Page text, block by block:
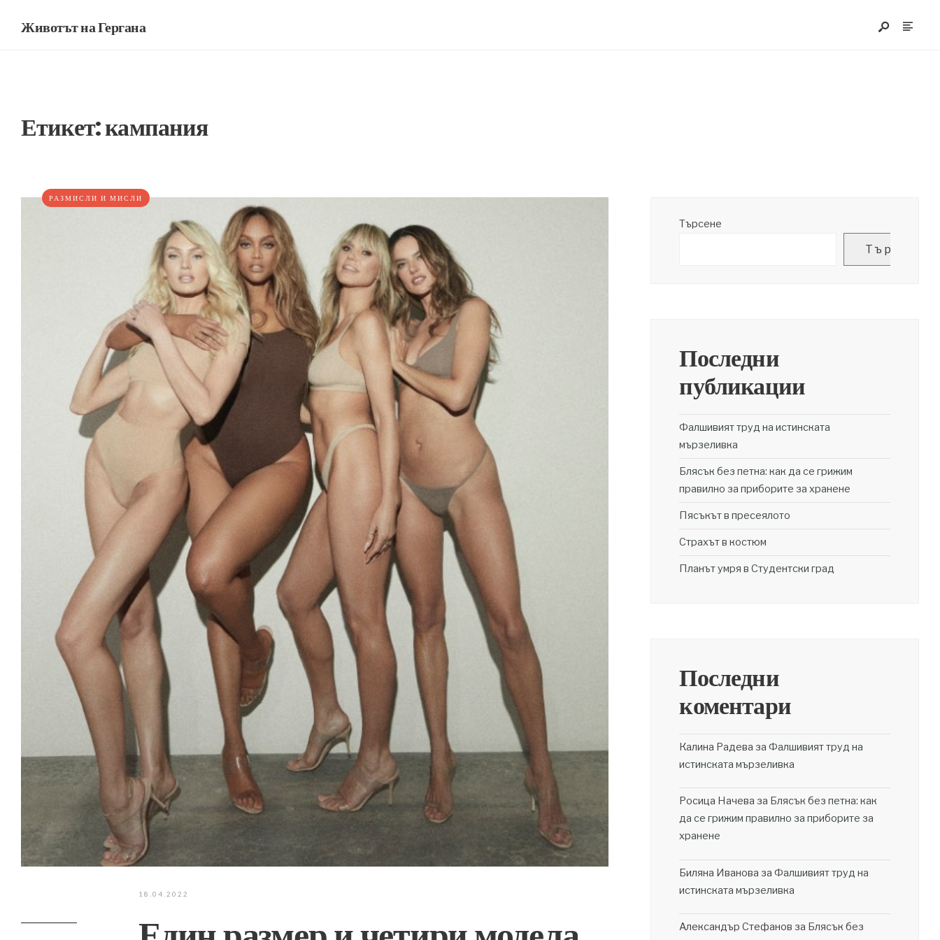
Животът на Гергана
Етикет:кампания
РАЗМИСЛИ И МИСЛИ
18.04.2022
Търсене
Търсене
Последни
публикации
Фалшивият труд на истинската
мързеливка
Блясък без петна: как да се грижим
правилно за приборите за хранене
Пясъкът в пресеялото
Страхът в костюм
Планът умря в Студентски град
Последни
коментари
Калина Радева заФалшивият труд на
истинската мързеливка
Росица Начева за Блясък без петна: как
да се грижим правилно за приборите за
хранене
Биляна Иванова заФалшивият труд на
истинската мързеливка
Александър Стефанов за Блясък без